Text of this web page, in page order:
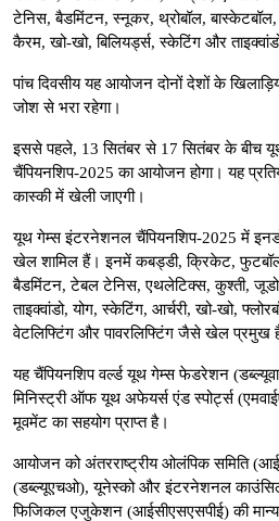
टेनिस, बैडमिंटन, स्नूकर, थ्रोबॉल, बास्केटबॉल,
कैरम, खो-खो, बिलियर्ड्स, स्केटिंग और
पांच दिवसीय यह आयोजन दोनों देशों के
जोश से भरा रहेगा।
इससे पहले, 13 सितंबर से 17 सितंबर के बीच
चैंपियनशिप-2025 का आयोजन होगा। यह
कास्की में खेली जाएगी।
यूथ गेम्स इंटरनेशनल चैंपियनशिप-2025 में
खेल शामिल हैं। इनमें कबड्डी, क्रिकेट, फुटबॉल,
बैडमिंटन, टेबल टेनिस, एथलेटिक्स, कुश्ती,
ताइक्वांडो, योग, स्केटिंग, आर्चरी, खो-खो,
वेटलिफ्टिंग और पावरलिफ्टिंग जैसे खेल प्रमुख
यह चैंपियनशिप वर्ल्ड यूथ गेम्स फेडरेशन
मिनिस्ट्री ऑफ यूथ अफेयर्स एंड स्पोर्ट्स
मूवमेंट का सहयोग प्राप्त है।
आयोजन को अंतरराष्ट्रीय ओलंपिक समिति
(डब्ल्यूएचओ), यूनेस्को और इंटरनेशनल
फिजिकल एजुकेशन (आईसीएसएसपीई) की